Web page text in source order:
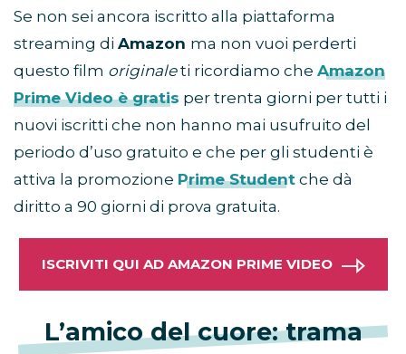
Se non sei ancora iscritto alla piattaforma
streaming di Amazon ma non vuoi perderti
questo film originaleti ricordiamo che Amazon
Prime Video è gratis per trenta giorni per tutti i
nuovi iscritti che non hanno mai usufruito del
periodo d’uso gratuito e che per gli studenti è
attiva la promozione Prime Student che dà
diritto a 90 giorni di prova gratuita.
ISCRIVITI QUI AD AMAZON PRIME VIDEO
L’amico del cuore: trama